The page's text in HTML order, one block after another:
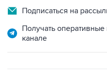
Подписаться на
Получать
канале